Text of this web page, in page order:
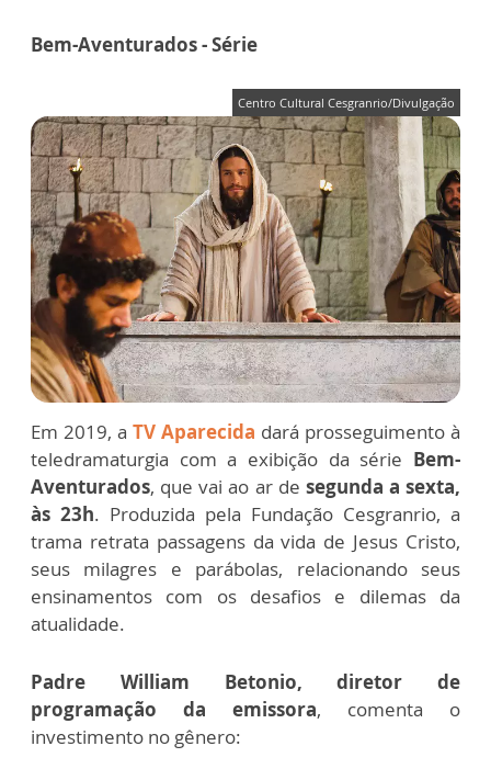
Bem-Aventurados - Série
Centro Cultural Cesgranrio/Divulgação
Em 2019, a TV Aparecida dará prosseguimento à
teledramaturgia com a exibição da série Bem-
Aventurados, que vai ao ar de segunda a sexta,
às 23h. Produzida pela Fundação Cesgranrio, a
trama retrata passagens da vida de Jesus Cristo,
seus milagres e parábolas, relacionando seus
ensinamentos com os desafios e dilemas da
atualidade.
Padre William Betonio, diretor de
programação da emissora, comenta o
investimento no gênero: